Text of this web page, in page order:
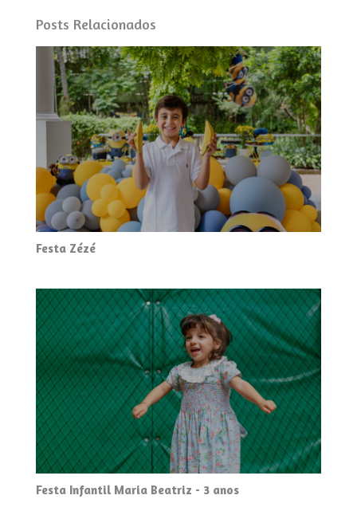
Posts Relacionados
Festa Zézé
Festa Infantil Maria Beatriz - 3 anos